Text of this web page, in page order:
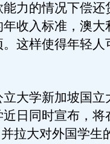
力的情况下偿还
收入标准，澳大
这样使得年轻人
大学新加坡国立
日同时宣布，将
拉大对外国学生